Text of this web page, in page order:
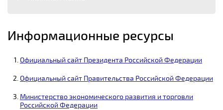
Информационные ресурсы
Официальный сайт Президента Российской Федерации
Официальный сайт Правительства Российской Федерации
Министерство экономического развития и торговли
Российской Федерации